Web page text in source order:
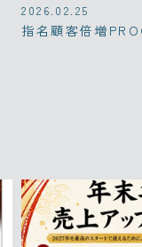
2026.02.25
指名顧客倍増